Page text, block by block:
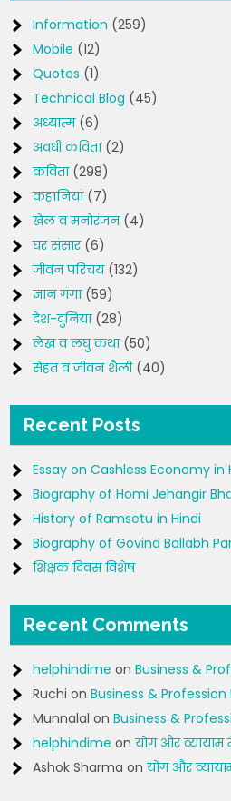
Information (259)
Mobile (12)
Quotes (1)
Technical Blog (45)
अध्यात्म(6)
अवधी कविता(2)
कविता(298)
कहानियां(7)
खेल व मनोरंजन(4)
घर संसार(6)
जीवन परिचय(132)
ज्ञान गंगा(59)
देश-दुनिया(28)
लेख व लघु कथा(50)
सेहत व जीवन शैली(40)
Recent Posts
Essay on Cashless Economy in
Biography of Homi Jehangir
History of Ramsetu in Hindi
Biography of Govind Ballabh
शिक्षक दिवस विशेष
Recent Comments
helphindime onBusiness &
Ruchi onBusiness &
Munnalal onBusiness &
helphindime onयोग और व्यायाम
Ashok Sharma onयोग और